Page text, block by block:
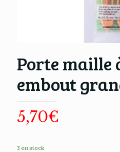
Porte maille
embout
5,70€
3 en stock